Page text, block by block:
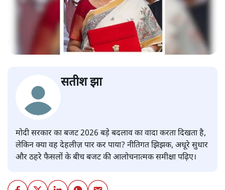
सतीश झा
मोदी सरकार का बजट 2026 बड़े बदलाव का वादा करता दिखता है,
लेकिन क्या वह देहलीज़ पार कर पाया? नीतिगत झिझक, अधूरे सुधार
और ठहरे फैसलों के बीच बजट की आलोचनात्मक समीक्षा पढ़िए।